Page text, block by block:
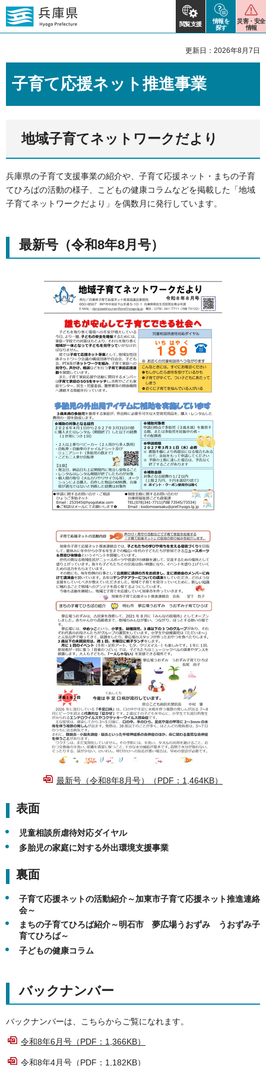
閲覧支援
情報を
探す
災害・安全
情報
更新日：2026年8月7日
子育て応援ネット推進事業
地域子育てネットワークだより
兵庫県の子育て支援事業の紹介や、子育て応援ネット・まちの子育
てひろばの活動の様子、こどもの健康コラムなどを掲載した「地域
子育てネットワークだより」を偶数月に発行しています。
最新号（令和8年8月号）
最新号（令和8年8月号）（PDF：1,464KB）
表面
児童相談所虐待対応ダイヤル
多胎児の家庭に対する外出環境支援事業
裏面
子育て応援ネットの活動紹介～加東市子育て応援ネット推進連絡
会～
まちの子育てひろば紹介～明石市 夢広場うおずみ うおずみ子
育てひろば～
子どもの健康コラム
バックナンバー
バックナンバーは、こちらからご覧になれます。
令和8年6月号（PDF：1,366KB）
令和8年4月号（PDF：1,182KB）